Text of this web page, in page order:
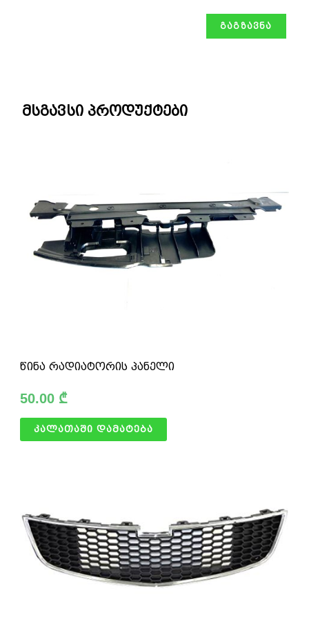
მსგავსი პროდუქტები
წინა რადიატორის პანელი
50.00 ₾
კალათაში დამატება